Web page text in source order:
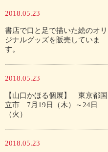
2018.05.23
書店で口と足で描いた絵のオリ
ジナルグッズを販売していま
す。
2018.05.23
【山口かほる個展】 東京都国
立市 7月19日（木）～24日
（火）
2018.05.23